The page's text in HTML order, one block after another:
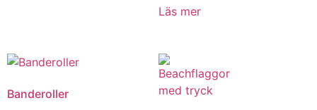
Läs mer
Banderoller